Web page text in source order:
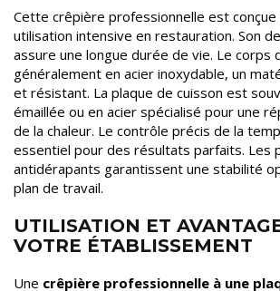
Cette crêpière professionnelle est conçue
utilisation intensive en restauration. Son
assure une longue durée de vie. Le corps
généralement en acier inoxydable, un
et résistant. La plaque de cuisson est
émaillée ou en acier spécialisé pour une
de la chaleur. Le contrôle précis de la
essentiel pour des résultats parfaits. Les
antidérapants garantissent une stabilité
plan de travail.
UTILISATION ET
VOTRE ÉTABLISSEMENT
Une crêpière professionnelle à une